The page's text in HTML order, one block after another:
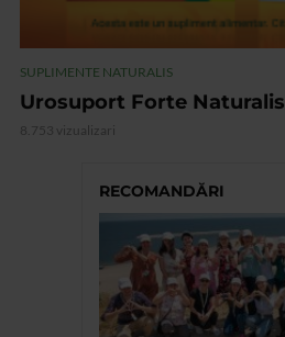
SUPLIMENTE NATURALIS
Urosuport Forte Naturalis
8.753 vizualizari
RECOMANDĂRI